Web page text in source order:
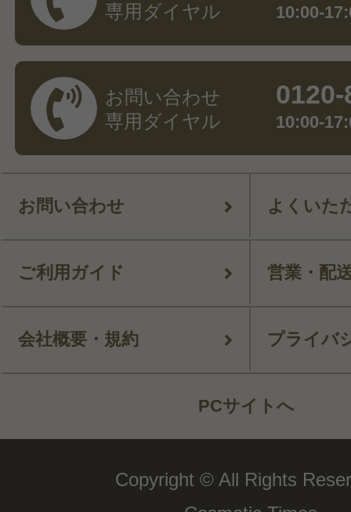
専用ダイヤル 10:00-
お問い合わせ
専用ダイヤル
10:00-
お問い合わせ よくいた
ご利用ガイド 営業・配
会社概要・規約 プライバ
PCサイトへ
Copyright © All Rights